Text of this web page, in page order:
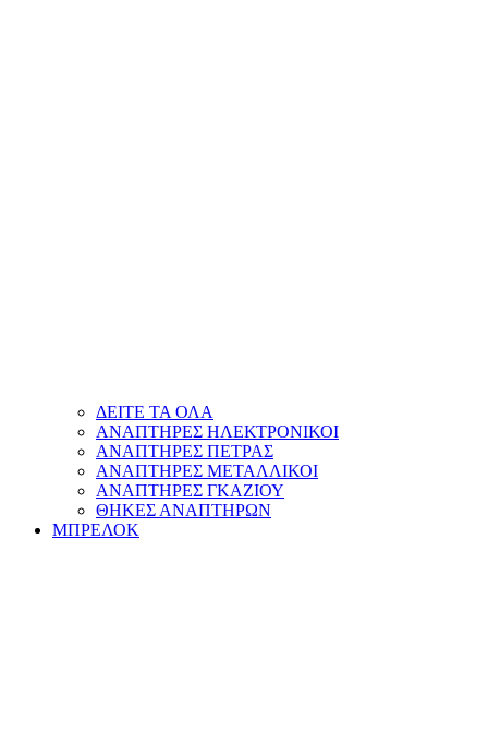
ΔΕΙΤΕ ΤΑ ΟΛΑ
ΑΝΑΠΤΗΡΕΣ ΗΛΕΚΤΡΟΝΙΚΟΙ
ΑΝΑΠΤΗΡΕΣ ΠΕΤΡΑΣ
ΑΝΑΠΤΗΡΕΣ ΜΕΤΑΛΛΙΚΟΙ
ΑΝΑΠΤΗΡΕΣ ΓΚΑΖΙΟΥ
ΘΗΚΕΣ ΑΝΑΠΤΗΡΩΝ
ΜΠΡΕΛΟΚ